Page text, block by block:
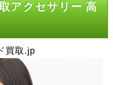
アクセサリー 高
買取.jp